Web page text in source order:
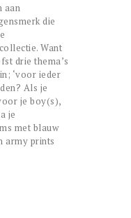
aan
die
Want
drie thema’s
‘voor ieder
Als je
je boy(s),
je
met blauw
army prints